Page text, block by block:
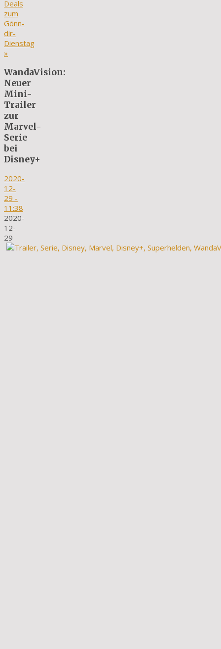
Deals
zum
Gönn-
dir-
Dienstag
»
WandaVision:
Neuer
Mini-
Trailer
zur
Marvel-
Serie
bei
Disney+
2020-
12-
29 -
11:38
2020-
12-
29